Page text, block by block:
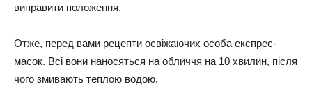
виправити положення.
Отже, перед вами рецепти освіжаючих особа експрес-
масок. Всі вони наносяться на обличчя на 10 хвилин, після
чого змивають теплою водою.